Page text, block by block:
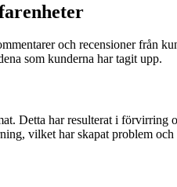
och recensioner från
som kunderna har tagit upp.
Detta har resulterat i förvirring
vilket har skapat problem